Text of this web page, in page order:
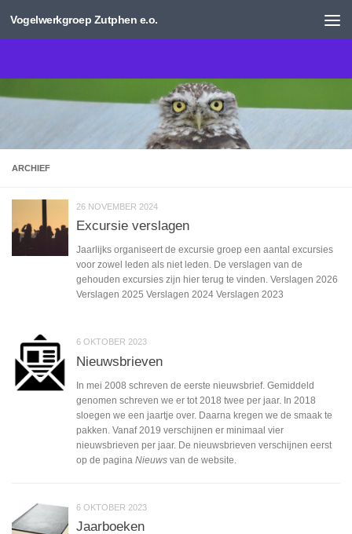
Doorgaan naar inhoud
Vogelwerkgroep Zutphen e.o.
ARCHIEF
26 NOVEMBER 2024
Excursie verslagen
Jaarlijks organiseert de excursie groep een aantal excursies
voor zowel leden als niet leden. De verslagen van de
gehouden excursies zijn hier terug te vinden. Verslagen 2026
Verslagen 2025 Verslagen 2024 Verslagen 2023
6 OKTOBER 2023
Nieuwsbrieven
In mei 2008 schreven de eerste nieuwsbrief. Gemiddeld
genomen schreven we er tot 2018 twee per jaar. In 2018
sloegen we een jaartje over. Daarna kregen we de smaak te
pakken. Vanaf 2019 verschijnen er minimaal vier
nieuwsbrieven per jaar. De nieuwsbrieven verschijnen eerst
op de pagina Nieuws van de website.
6 OKTOBER 2023
Jaarboeken